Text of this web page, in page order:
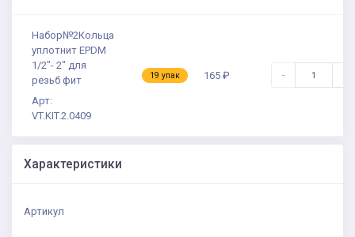
Набор№2Кольца
уплотнит EPDM
1/2"- 2" для
резьб фит
Арт:
VT.KIT.2.0409
19 упак 165 ₽ -
Характеристики
Артикул